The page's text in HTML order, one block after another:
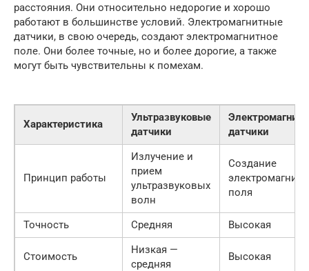
расстояния. Они относительно недорогие и хорошо
работают в большинстве условий. Электромагнитные
датчики, в свою очередь, создают электромагнитное
поле. Они более точные, но и более дорогие, а также
могут быть чувствительны к помехам.
Характеристика
Ультразвуковые
датчики
датчики
Принцип работы
Излучение и
прием
ультразвуковых
волн
Создание
поля
Точность Средняя Высокая
Стоимость
Низкая —
средняя
Высокая